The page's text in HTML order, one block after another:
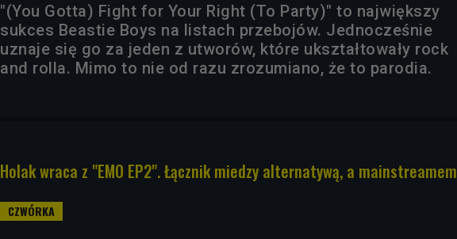
"(You Gotta) Fight for Your Right (To Party)" to największy
sukces Beastie Boys na listach przebojów. Jednocześnie
uznaje się go za jeden z utworów, które ukształtowały rock
and rolla. Mimo to nie od razu zrozumiano, że to parodia.
Holak wraca z "EMO EP2". Łącznik miedzy alternatywą, a mainstreamem